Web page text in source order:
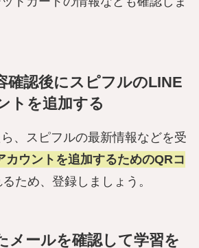
確認後にスピフルのLINE
トを追加する
、スピフルの最新情報などを受
カウントを追加するためのQRコ
るため、登録しましょう。
メールを確認して学習を